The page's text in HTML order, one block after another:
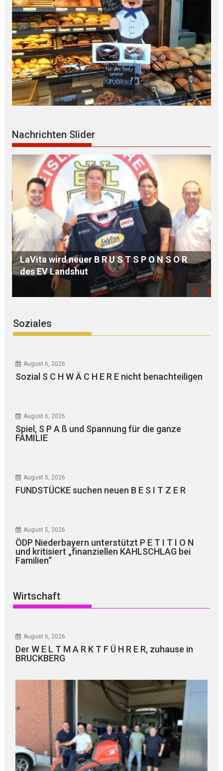
Nachrichten Slider
MdB Oßner: E L E K T R I F I Z I E R U N G der
Bahnstrecke MÜHLDORF-LANDSHUT stärkt
die Region
Soziales
August 6, 2026
Sozial S C H W Ä C H E R E nicht benachteiligen
August 6, 2026
Spiel, S P A ß und Spannung für die ganze
FAMILIE
August 5, 2026
FUNDSTÜCKE suchen neuen B E S I T Z E R
August 5, 2026
ÖDP Niederbayern unterstützt P E T I T I O N
und kritisiert „finanziellen KAHLSCHLAG bei
Familien“
Wirtschaft
August 6, 2026
Der W E L T M A R K T F Ü H R E R, zuhause in
BRUCKBERG